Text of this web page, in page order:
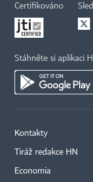
Certifikováno
Stáhněte si aplikaci
Kontakty
Tiráž redakce HN
Economia